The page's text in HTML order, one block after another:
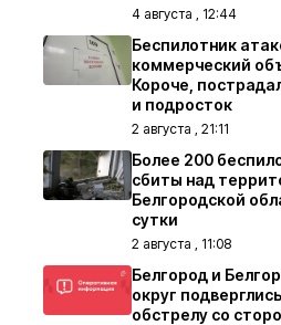
4 августа , 12:44
Беспилотник
коммерческий
Короче,
и подросток
2 августа , 21:11
Более 200
сбиты над
Белгородской
сутки
2 августа , 11:08
Белгород и
округ
обстрелу со